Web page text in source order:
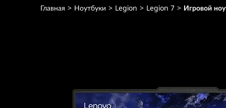
Главная > Ноутбуки > Legion > Legion 7 > Игровой